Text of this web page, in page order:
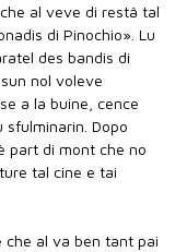
al veve di restâ tal
di Pinochio». Lu
des bandis di
nol voleve
a la buine, cence
sfulminarin. Dopo
part di mont che no
tal cine e tai
che al va ben tant pai